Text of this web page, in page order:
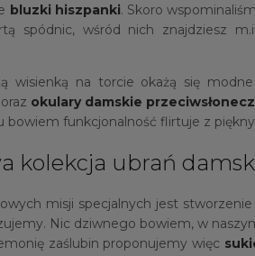
bluzki hiszpanki. Skoro
spódnic, wśród nich znajdziesz
wisienką na torcie okażą się modne
okulary damskie
bowiem funkcjonalność flirtuje z
kolekcja ubrań
misji specjalnych jest
Nic dziwnego bowiem, w
zaślubin proponujemy więc